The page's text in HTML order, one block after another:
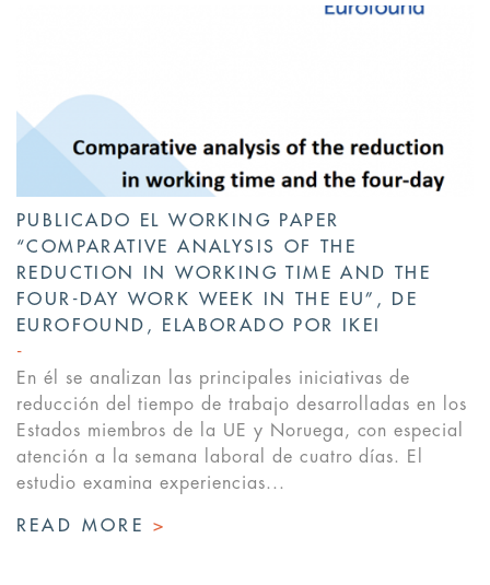
PUBLICADO EL WORKING PAPER
“COMPARATIVE ANALYSIS OF THE
REDUCTION IN WORKING TIME AND THE
FOUR-DAY WORK WEEK IN THE EU”, DE
EUROFOUND, ELABORADO POR IKEI
En él se analizan las principales iniciativas de
reducción del tiempo de trabajo desarrolladas en los
Estados miembros de la UE y Noruega, con especial
atención a la semana laboral de cuatro días. El
estudio examina experiencias...
READ MORE >